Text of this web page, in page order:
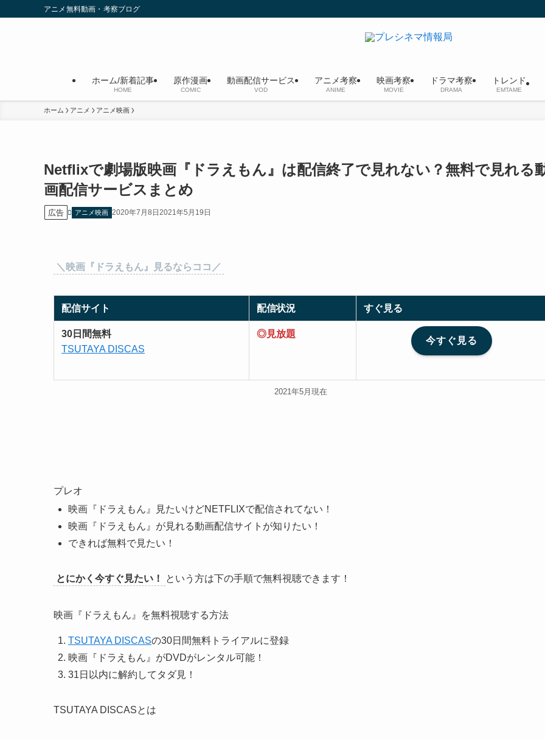
アニメ無料動画・考察ブログ
ホーム/新着記事
HOME
原作漫画
COMIC
動画配信サービス
VOD
アニメ考察
ANIME
映画考察
MOVIE
ドラマ考察
DRAMA
トレンド
EMTAME
ホーム アニメ アニメ映画
Netflixで劇場版映画『ドラえもん』は配信終了で見れない？無料で見れる
画配信サービスまとめ
広告 アニメ映画 2020年7月8日 2021年5月19日
＼映画『ドラえもん』見るならココ／
配信サイト 配信状況 すぐ見る
30日間無料
TSUTAYA DISCAS
◎見放題
今すぐ見る
2021年5月現在
プレオ
映画『ドラえもん』見たいけどNETFLIXで配信されてない！
映画『ドラえもん』が見れる動画配信サイトが知りたい！
できれば無料で見たい！
とにかく今すぐ見たい！ という方は下の手順で無料視聴できます！
映画『ドラえもん』を無料視聴する方法
TSUTAYA DISCASの30日間無料トライアルに登録
映画『ドラえもん』がDVDがレンタル可能！
31日以内に解約してタダ見！
TSUTAYA DISCASとは